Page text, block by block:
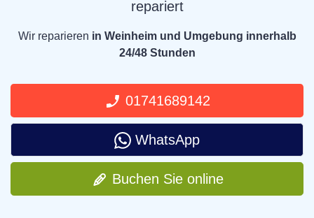
repariert
Wir reparieren in Weinheim und Umgebung innerhalb
24/48 Stunden
01741689142
WhatsApp
Buchen Sie online